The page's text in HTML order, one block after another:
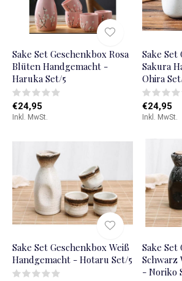
Sake Set Geschenkbox Rosa
Blüten Handgemacht -
Haruka Set/5
€24,95
Inkl. MwSt.
Sake Set
Sakura
Ohira
€24,95
Inkl. MwSt.
Sake Set Geschenkbox Weiß
Handgemacht - Hotaru Set/5
Sake Set
Schwarz
- Noriko